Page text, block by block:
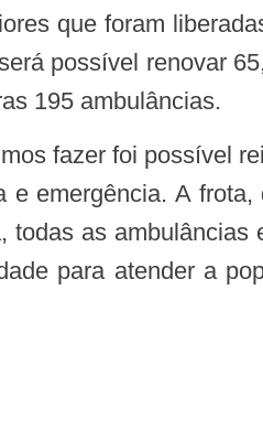
que foram
possível renovar
195 ambulâncias.
e emergência. A frota,
todas as ambulâncias
para atender a